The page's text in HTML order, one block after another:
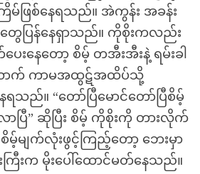
ဖြစ်နေရသည်။ အဲကွန်း အခန်း
တွေပြန်နေရှာသည်။ ကိုစိုးကလည်း
းနေတော့ စိမ့် တအီးအီးနဲ့ ရမ်းခါ
ာက် ကာမအထွဋ်အထိပ်သို့
သည်။ “တော်ပြီမောင်တော်ပြီစိမ့်
ာပြီ” ဆိုပြီး စိမ့် ကိုစိုးကို တားလိုက်
မ့်မျက်လုံးဖွင့်ကြည့်တော့ ဘေးမှာ
းက မိုးပေါ်ထောင်မတ်နေသည်။